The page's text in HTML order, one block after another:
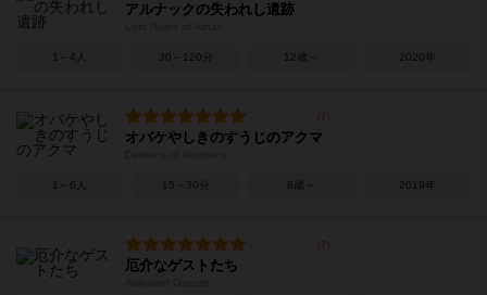
アルナックの失われし遺跡
1～4人 30～120分 12歳～ 2020年
オバケやしきのすうじのアクマ
1～6人 15～30分 8歳～ 2019年
厄介なゲストたち